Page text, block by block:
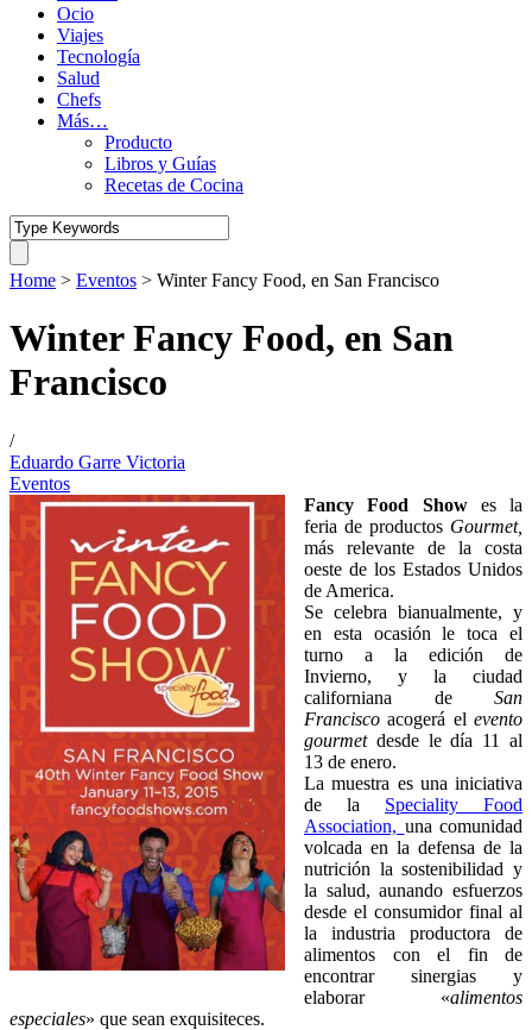
Ocio
Viajes
Tecnología
Salud
Chefs
Más…
Producto
Libros y Guías
Recetas de Cocina
Home > Eventos > Winter Fancy Food, en San Francisco
Winter Fancy Food, en San
Francisco
/
Eduardo Garre Victoria
Eventos
Fancy Food Showes la
feria de productos Gourmet,
más relevante de la costa
oeste de los Estados Unidos
de America.
Se celebra bianualmente, y
en esta ocasión le toca el
turno a la edición de
Invierno, y la ciudad
californiana de San
Franciscoacogerá elevento
gourmetdesde le día 11 al
13 de enero.
La muestra es una iniciativa
de la Speciality Food
Association, una comunidad
volcada en la defensa de la
nutrición la sostenibilidad y
la salud, aunando esfuerzos
desde el consumidor final al
la industria productora de
alimentos con el fin de
encontrar sinergias y
elaborar «alimentos
especiales» que sean exquisiteces.